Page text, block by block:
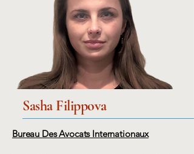
Sasha Filippova
Bureau Des Avocats Internationaux